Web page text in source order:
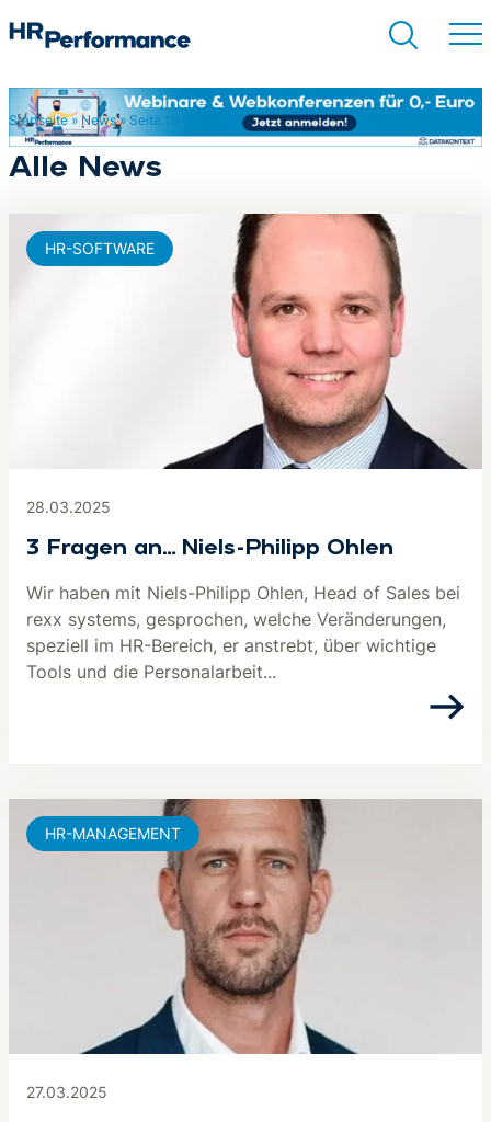
Startseite» News» Seite 19
Alle News
28.03.2025
3 Fragen an…Niels-Philipp Ohlen
Wir haben mit Niels-Philipp Ohlen, Head of Sales bei
rexx systems, gesprochen, welche Veränderungen,
speziell im HR-Bereich, er anstrebt, über wichtige
Tools und die Personalarbeit...
HR-SOFTWARE
27.03.2025
HR-MANAGEMENT